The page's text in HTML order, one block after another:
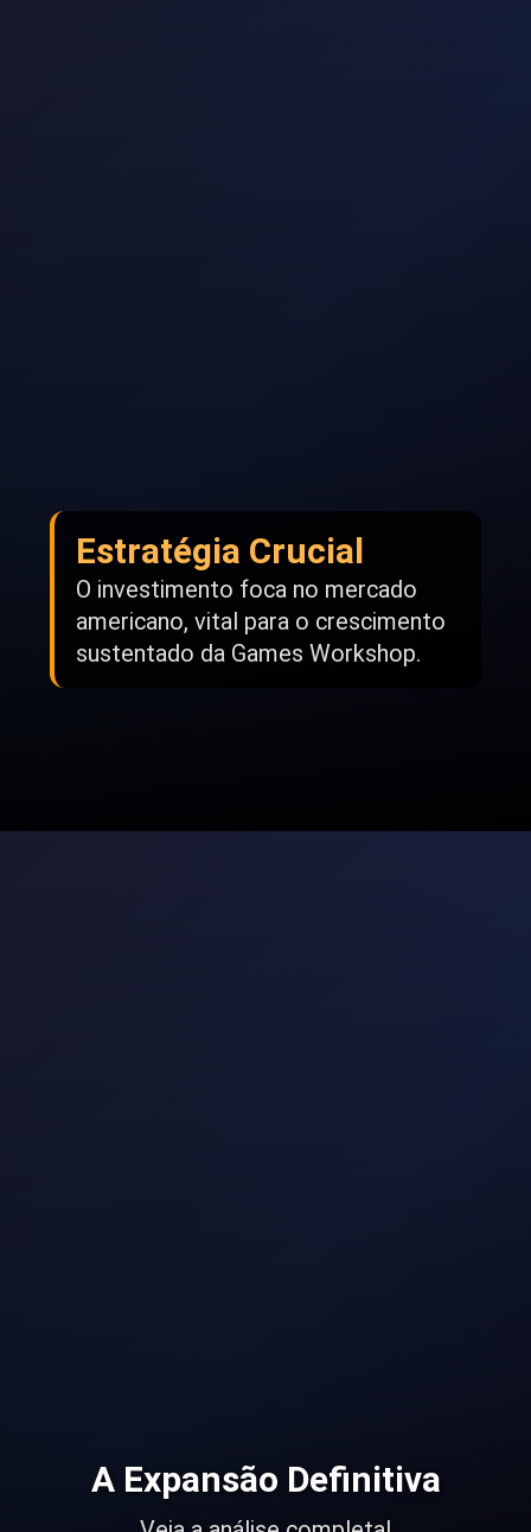
Estratégia Crucial
O investimento foca no mercado
americano, vital para o crescimento
sustentado da Games Workshop.
A Expansão Definitiva